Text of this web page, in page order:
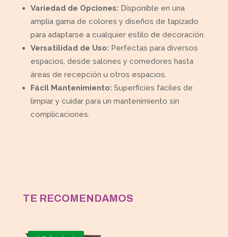
Variedad de Opciones: Disponible en una
amplia gama de colores y diseños de tapizado
para adaptarse a cualquier estilo de decoración.
Versatilidad de Uso: Perfectas para diversos
espacios, desde salones y comedores hasta
áreas de recepción u otros espacios.
Fácil Mantenimiento: Superficies fáciles de
limpiar y cuidar para un mantenimiento sin
complicaciones.
TE RECOMENDAMOS